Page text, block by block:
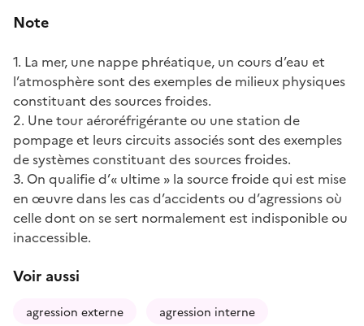
Note
1. La mer, une nappe phréatique, un cours d’eau et
l’atmosphère sont des exemples de milieux physiques
constituant des sources froides.
2. Une tour aéroréfrigérante ou une station de
pompage et leurs circuits associés sont des exemples
de systèmes constituant des sources froides.
3. On qualifie d’« ultime » la source froide qui est mise
en œuvre dans les cas d’accidents ou d’agressions où
celle dont on se sert normalement est indisponible ou
inaccessible.
Voir aussi
agression externe agression interne